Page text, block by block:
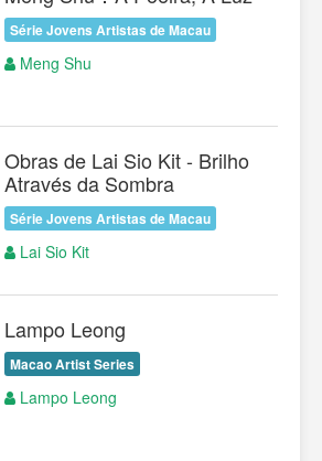
Série Jovens Artistas de Macau
Meng Shu
Obras de Lai Sio Kit - Brilho
Através da Sombra
Série Jovens Artistas de Macau
Lai Sio Kit
Lampo Leong
Macao Artist Series
Lampo Leong